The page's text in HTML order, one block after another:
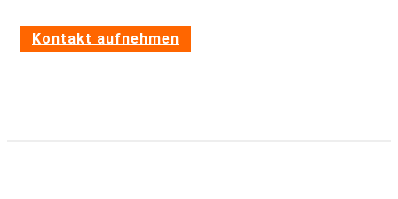
Kontakt aufnehmen